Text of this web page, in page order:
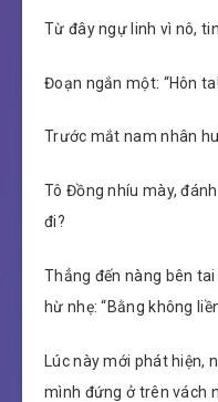
Từ đây ngự linh vì nô,
Đoạn ngắn một: “Hôn
Trước mắt nam nhân
Tô Đồng nhíu mày,
đi?
Thẳng đến nàng bên
hừ nhẹ: “Bằng không
Lúc này mới phát hiện,
mình đứng ở trên vách